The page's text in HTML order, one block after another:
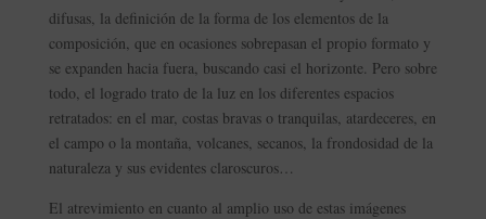
difusas, la definición de la forma de los elementos de la
composición, que en ocasiones sobrepasan el propio formato y
se expanden hacia fuera, buscando casi el horizonte. Pero sobre
todo, el logrado trato de la luz en los diferentes espacios
retratados: en el mar, costas bravas o tranquilas, atardeceres, en
el campo o la montaña, volcanes, secanos, la frondosidad de la
naturaleza y sus evidentes claroscuros…
El atrevimiento en cuanto al amplio uso de estas imágenes